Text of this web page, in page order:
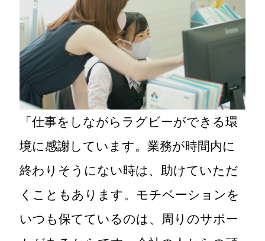
「仕事をしながらラグビーができる環
境に感謝しています。業務が時間内に
終わりそうにない時は、助けていただ
くこともあります。モチベーションを
いつも保てているのは、周りのサポー